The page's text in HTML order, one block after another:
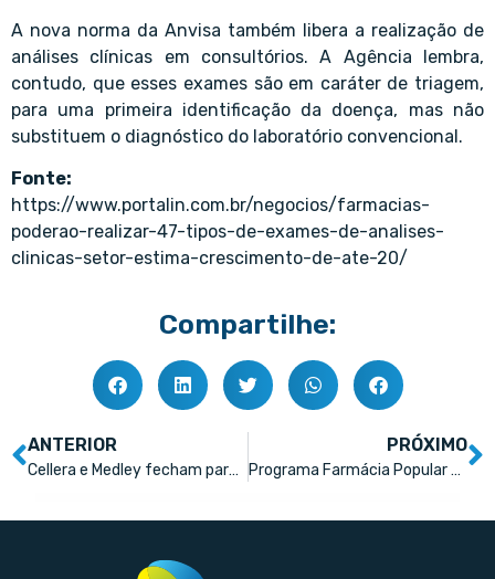
A nova norma da Anvisa também libera a realização de
análises clínicas em consultórios. A Agência lembra,
contudo, que esses exames são em caráter de triagem,
para uma primeira identificação da doença, mas não
substituem o diagnóstico do laboratório convencional.
Fonte:
https://www.portalin.com.br/negocios/farmacias-
poderao-realizar-47-tipos-de-exames-de-analises-
clinicas-setor-estima-crescimento-de-ate-20/
Compartilhe:
ANTERIOR
Cellera e Medley fecham parceria
PRÓXIMO
Programa Farmácia Popular foi relançado na última semana